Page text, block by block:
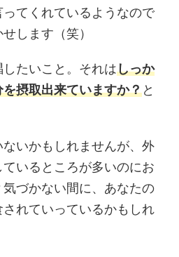
てくれているようなので
します（笑）
たいこと。それはしっか
摂取出来ていますか？と
いかもしれませんが、外
いるところが多いのにお
づかない間に、あなたの
れていっているかもしれ